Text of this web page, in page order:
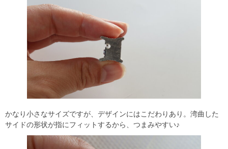
かなり小さなサイズですが、デザインにはこだわりあり。湾曲した
サイドの形状が指にフィットするから、つまみやすい♪